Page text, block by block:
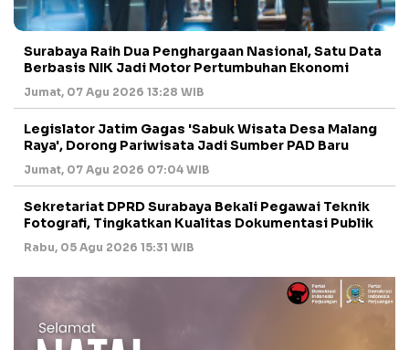
Surabaya Raih Dua Penghargaan Nasional, Satu Data
Berbasis NIK Jadi Motor Pertumbuhan Ekonomi
Jumat, 07 Agu 2026 13:28 WIB
Legislator Jatim Gagas 'Sabuk Wisata Desa Malang
Raya', Dorong Pariwisata Jadi Sumber PAD Baru
Jumat, 07 Agu 2026 07:04 WIB
Sekretariat DPRD Surabaya Bekali Pegawai Teknik
Fotografi, Tingkatkan Kualitas Dokumentasi Publik
Rabu, 05 Agu 2026 15:31 WIB